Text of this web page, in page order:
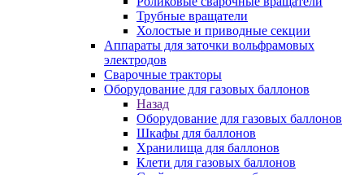
Трубные вращатели
Холостые и приводные секции
Аппараты для заточки вольфрамовых
электродов
Сварочные тракторы
Оборудование для газовых баллонов
Назад
Оборудование для газовых баллонов
Шкафы для баллонов
Хранилища для баллонов
Клети для газовых баллонов